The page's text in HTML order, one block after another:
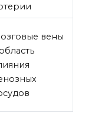
вены